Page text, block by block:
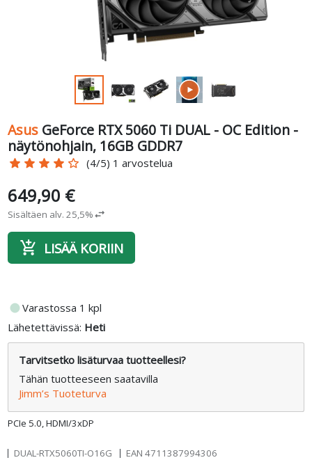
Asus GeForce RTX 5060 Ti DUAL - OC Edition -
näytönohjain, 16GB GDDR7
star star star star star_border (4/5) 1 arvostelua
PCIe 5.0, HDMI/3xDP
649,90 €
Sisältäen alv. 25,5%swap_horiz
add_shopping_cart LISÄÄ KORIIN
fiber_manual_recordVarastossa 1 kpl
Lähetettävissä: Heti
Tarvitsetko lisäturvaa tuotteellesi?
Tähän tuotteeseen saatavilla
Jimm’s Tuoteturva
DUAL-RTX5060TI-O16G EAN 4711387994306